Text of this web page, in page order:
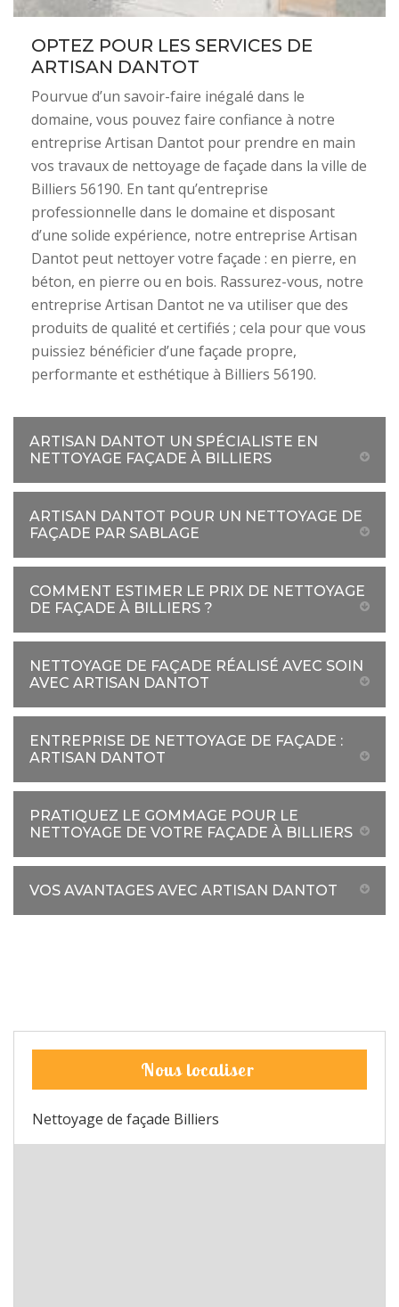
OPTEZ POUR LES SERVICES DE
ARTISAN DANTOT
Pourvue d’un savoir-faire inégalé dans le
domaine, vous pouvez faire confiance à notre
entreprise Artisan Dantot pour prendre en main
vos travaux de nettoyage de façade dans la ville de
Billiers 56190. En tant qu’entreprise
professionnelle dans le domaine et disposant
d’une solide expérience, notre entreprise Artisan
Dantot peut nettoyer votre façade : en pierre, en
béton, en pierre ou en bois. Rassurez-vous, notre
entreprise Artisan Dantot ne va utiliser que des
produits de qualité et certifiés ; cela pour que vous
puissiez bénéficier d’une façade propre,
performante et esthétique à Billiers 56190.
ARTISAN DANTOT UN SPÉCIALISTE EN
NETTOYAGE FAÇADE À BILLIERS
ARTISAN DANTOT POUR UN NETTOYAGE DE
FAÇADE PAR SABLAGE
COMMENT ESTIMER LE PRIX DE NETTOYAGE
DE FAÇADE À BILLIERS ?
NETTOYAGE DE FAÇADE RÉALISÉ AVEC SOIN
AVEC ARTISAN DANTOT
ENTREPRISE DE NETTOYAGE DE FAÇADE :
ARTISAN DANTOT
PRATIQUEZ LE GOMMAGE POUR LE
NETTOYAGE DE VOTRE FAÇADE À BILLIERS
VOS AVANTAGES AVEC ARTISAN DANTOT
Nous localiser
Nettoyage de façade Billiers